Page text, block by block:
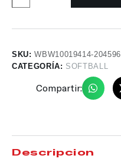
SKU:WBW10019414-204596
CATEGORÍA: SOFTBALL
Compartir:
Descripción